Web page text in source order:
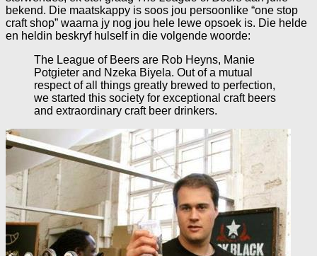
bekend. Die maatskappy is soos jou persoonlike “one stop
craft shop” waarna jy nog jou hele lewe opsoek is. Die helde
en heldin beskryf hulself in die volgende woorde:
The League of Beers are Rob Heyns, Manie
Potgieter and Nzeka Biyela. Out of a mutual
respect of all things greatly brewed to perfection,
we started this society for exceptional craft beers
and extraordinary craft beer drinkers.